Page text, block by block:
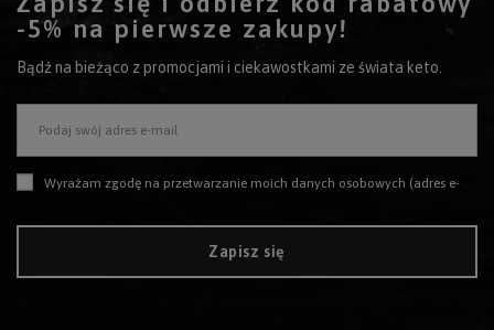
-5% na pierwsze zakupy!
Bądź na bieżąco z promocjami i ciekawostkami ze świata keto.
Podaj swój adres e-mail
Wyrażam zgodę na przetwarzanie moich danych osobowych (adres e-mail) na potrzeby wysyłki newslettera z informacją handlową (marketing). Więcej w
Zapisz się